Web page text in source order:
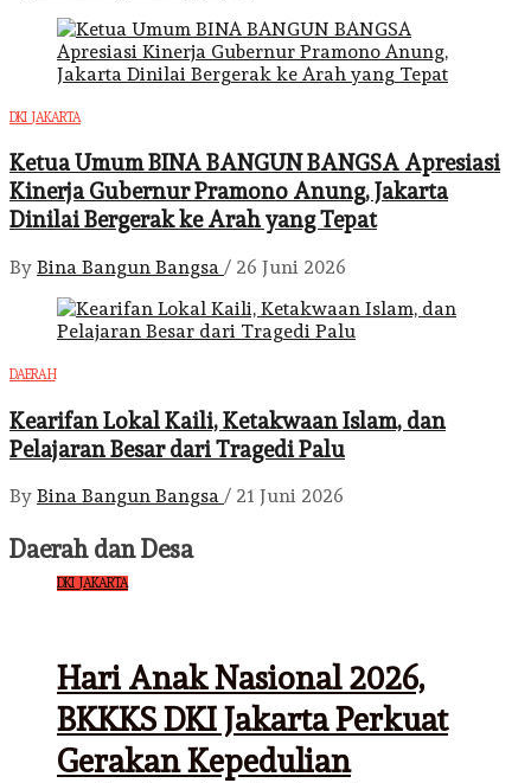
DKI JAKARTA
Ketua Umum BINA BANGUN BANGSA Apresiasi
Kinerja Gubernur Pramono Anung, Jakarta
Dinilai Bergerak ke Arah yang Tepat
By Bina Bangun Bangsa / 26 Juni 2026
DAERAH
Kearifan Lokal Kaili, Ketakwaan Islam, dan
Pelajaran Besar dari Tragedi Palu
By Bina Bangun Bangsa / 21 Juni 2026
Daerah dan Desa
DKI JAKARTA
Hari Anak Nasional 2026,
BKKKS DKI Jakarta Perkuat
Gerakan Kepedulian